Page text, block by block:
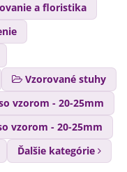
a floristika
Vzorované stuhy
vzorom - 20-25mm
vzorom - 20-25mm
Ďalšie kategórie